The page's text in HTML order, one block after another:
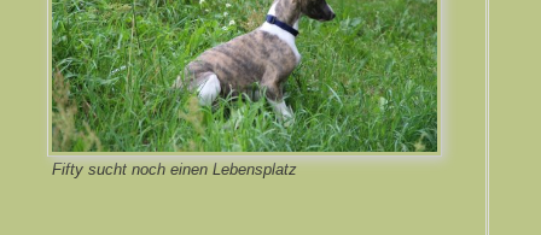
Fifty sucht noch einen Lebensplatz